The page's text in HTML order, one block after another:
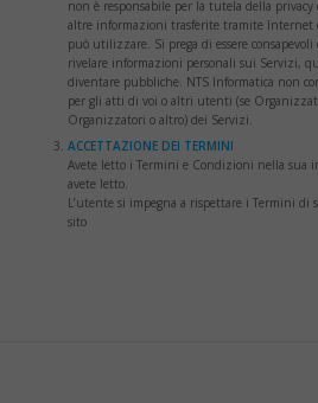
non è responsabile per la tutela della
altre informazioni trasferite tramite Internet
può utilizzare. Si prega di essere consapevoli
rivelare informazioni personali sui Servizi,
diventare pubbliche. NTS Informatica non
per gli atti di voi o altri utenti (se
Organizzatori o altro) dei Servizi.
ACCETTAZIONE DEI TERMINI
Avete letto i Termini e Condizioni nella sua
avete letto.
L’utente si impegna a rispettare i Termini di
sito